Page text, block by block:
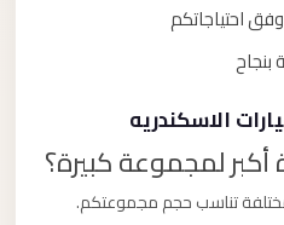
احتياجاتكم
الاسكندريه
لمجموعة كبيرة؟
تناسب حجم مجموعتكم.